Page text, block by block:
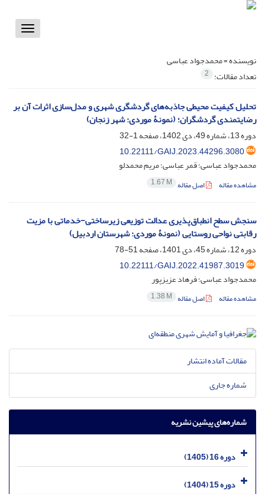
Toggle
نویسنده =محمدجواد عباسی
تعداد مقالات: 2
تحلیل کیفیت محیطی جاذبه‌های گردشگری شهری و مدل‌سازی اثرات آن بر
رضایتمندی گردشگران؛ (نمونۀ موردی: شهر زنجان)
دوره 13، شماره 49، دی 1402، صفحه
1-32
10.22111/GAIJ.2023.44296.3080
محمدجواد عباسی؛ قمر عباسی؛ مریم محمدلو
مشاهده مقاله اصل مقاله 1.67 M
سنجش سطح انطباق‌پذیری عدالت توزیعی زیرساختی-خدماتی با مزیت
رقابتی نواحی روستایی (نمونۀ موردی: شهرستان اردبیل)
دوره 12، شماره 45، دی 1401، صفحه
51-78
10.22111/GAIJ.2022.41987.3019
محمدجواد عباسی؛ فرهاد عزیزپور
مشاهده مقاله اصل مقاله 1.38 M
مقالات آماده انتشار
شماره جاری
شماره‌های پیشین نشریه
دوره 16 (1405)
دوره 15 (1404)